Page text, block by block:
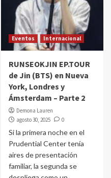
Eventos Internacional
RUNSEOKJIN EP.TOUR
de Jin (BTS) en Nueva
York, Londres y
Ámsterdam – Parte 2
Demona Lauren
agosto 30, 2025
0
Si la primera noche en el
Prudential Center tenía
aires de presentación
familiar, la segunda se